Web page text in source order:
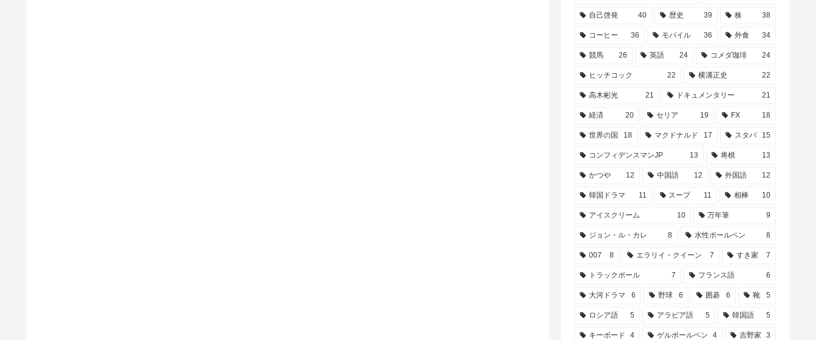
自己啓発 40 歴史 39 株 38
コーヒー 36 モバイル 36 外食 34
競馬 26 英語 24 コメダ珈琲 24
ヒッチコック 22 横溝正史 22
高木彬光 21 ドキュメンタリー 21
経済 20 セリア 19 FX 18
世界の国 18 マクドナルド 17 スタバ 15
コンフィデンスマンJP 13 将棋 13
かつや 12 中国語 12 外国語 12
韓国ドラマ 11 スープ 11 相棒 10
アイスクリーム 10 万年筆 9
ジョン・ル・カレ 8 水性ボールペン 8
007 8 エラリイ・クイーン 7 すき家 7
トラックボール 7 フランス語 6
大河ドラマ 6 野球 6 囲碁 6 靴 5
ロシア語 5 アラビア語 5 韓国語 5
キーボード 4 ゲルボールペン 4 吉野家 3